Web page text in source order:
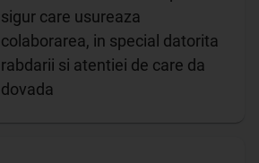
sigur care usureaza
colaborarea, in special datorita
rabdarii si atentiei de care da
dovada